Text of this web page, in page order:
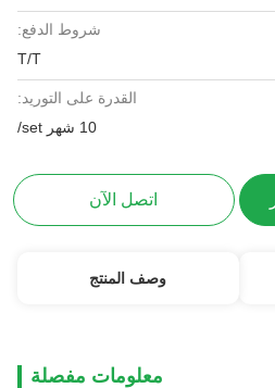
شروط الدفع:
T/T
القدرة على التوريد:
10 شهر set/
اتصل الآن
وصف المنتج
معلومات مفصلة